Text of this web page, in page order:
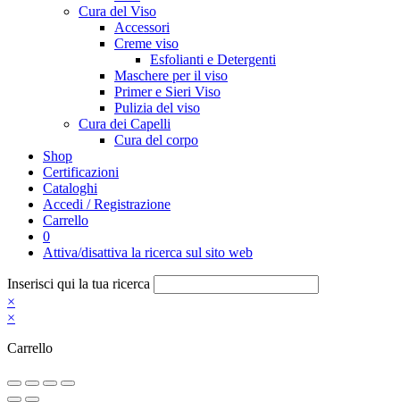
Cura del Viso
Accessori
Creme viso
Esfolianti e Detergenti
Maschere per il viso
Primer e Sieri Viso
Pulizia del viso
Cura dei Capelli
Cura del corpo
Shop
Certificazioni
Cataloghi
Accedi / Registrazione
Carrello
0
Attiva/disattiva la ricerca sul sito web
Inserisci qui la tua ricerca
×
×
Carrello